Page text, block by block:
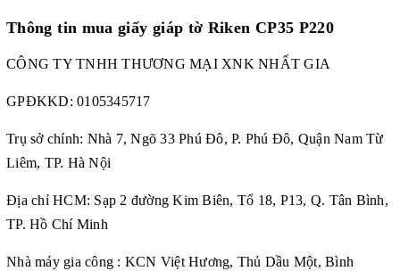
Thông tin mua giấy giáp tờ Riken CP35 P220
CÔNG TY TNHH THƯƠNG MẠI XNK NHẤT GIA
GPĐKKD: 0105345717
Trụ sở chính: Nhà 7, Ngõ 33 Phú Đô, P. Phú Đô, Quận Nam Từ
Liêm, TP. Hà Nội
Địa chỉ HCM: Sạp 2 đường Kim Biên, Tổ 18, P13, Q. Tân Bình,
TP. Hồ Chí Minh
Nhà máy gia công : KCN Việt Hương, Thủ Dầu Một, Bình